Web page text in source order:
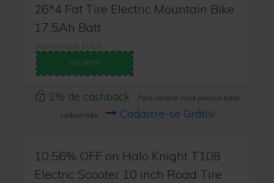
26*4 Fat Tire Electric Mountain Bike
17.5Ah Batt
Warehouse: EUDF
WEXBPP
2% de cashback
Para receber você precisa estar
cadastrado
Cadastre-se Grátis!
10.56% OFF on Halo Knight T108
Electric Scooter 10 inch Road Tire